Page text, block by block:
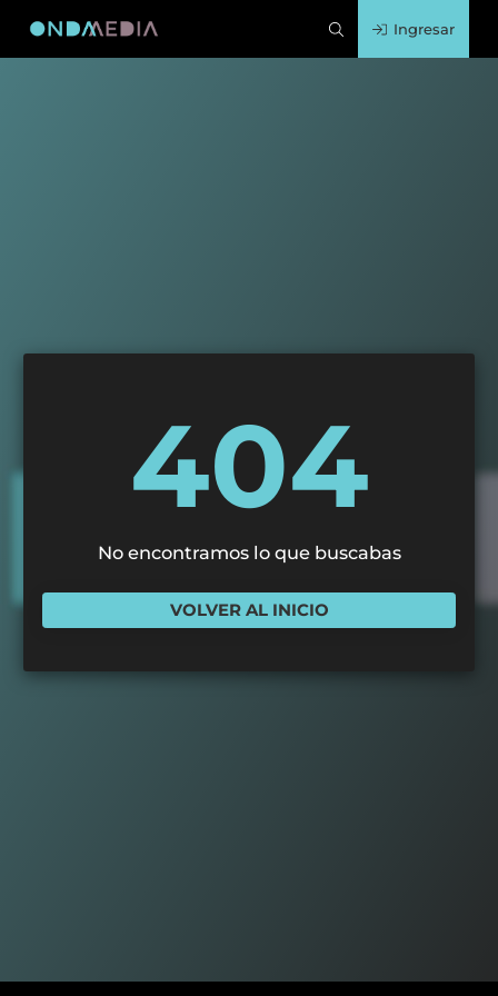
Ingresar
404
No encontramos lo que buscabas
VOLVER AL INICIO